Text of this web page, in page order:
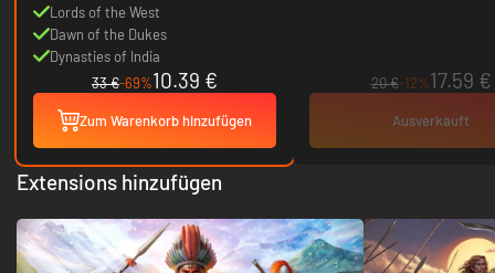
Lords of the West
Dawn of the Dukes
Dynasties of India
33 €-69%10.39 €
Zum Warenkorb hinzufügen
20 €-12%17.59 €
Ausverkauft
Extensions hinzufügen